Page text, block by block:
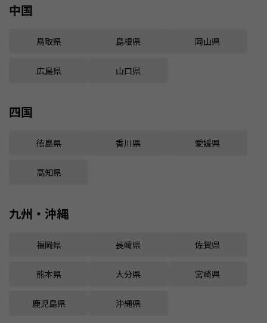
中国
鳥取県 島根県 岡山県
広島県 山口県
四国
徳島県 香川県 愛媛県
高知県
九州・沖縄
福岡県 長崎県 佐賀県
熊本県 大分県 宮崎県
鹿児島県 沖縄県